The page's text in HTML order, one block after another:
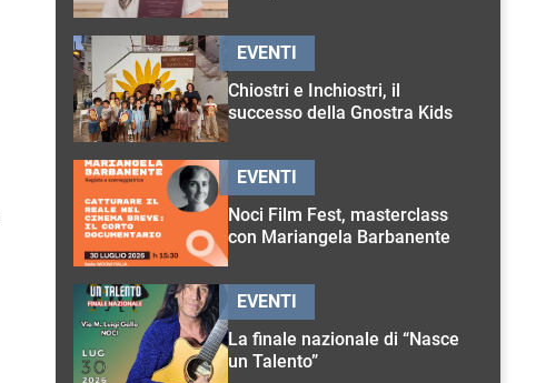
Chiostri e Inchiostri, il
successo della Gnostra Kids
EVENTI
Noci Film Fest, masterclass
con Mariangela Barbanente
EVENTI
La finale nazionale di “Nasce
un Talento”
EVENTI